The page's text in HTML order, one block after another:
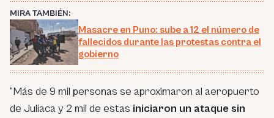
MIRA TAMBIÉN:
Masacre en Puno: sube a 12 el número de
fallecidos durante las protestas contra el
gobierno
“Más de 9 mil personas se aproximaron al aeropuerto
de Juliaca y 2 mil de estas iniciaron un ataque sin